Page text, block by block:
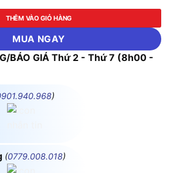
THÊM VÀO GIỎ HÀNG
MUA NGAY
BÁO GIÁ Thứ 2 - Thứ 7 (8h00 -
)
(0779.008.018)